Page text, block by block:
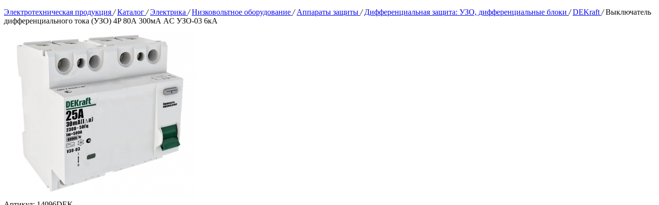
Электротехническая продукция / Каталог / Электрика / Низковольтное оборудование / Аппараты защиты / Дифференциальная защита: УЗО, дифференциальные блоки / DEKraft / Выключатель
дифференциального тока (УЗО) 4P 80А 300мА AC УЗО-03 6кА